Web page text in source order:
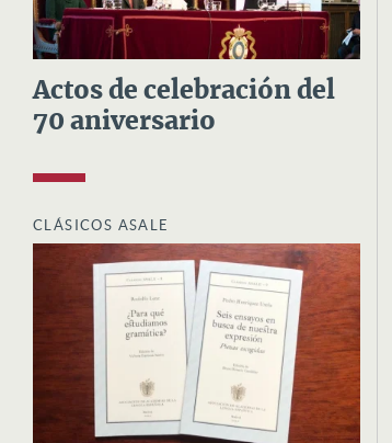
Actos de celebración del
70 aniversario
CLÁSICOS ASALE